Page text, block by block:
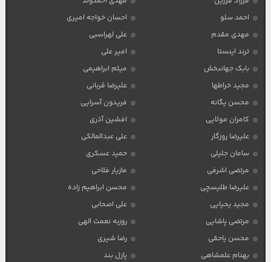
احمد سلو
احسان خواجه امیری
مهدی مقدم
علی لهراسبی
ترند اینستا
امیر علی
بابک جهانبخش
میثم ابراهیمی
مجید خراطها
علیرضا قربانی
محسن یگانه
فریدون آسرایی
کامران مولایی
افشین آذری
علیرضا روزگار
علی عبدالمالکی
سامان جلیلی
حمید عسکری
مرتضی اشرفی
مازیار فلاحی
علیرضا طلیسچی
محسن ابراهیم زاده
مجید یحیایی
علی اصحابی
مرتضی پاشایی
روزبه نعمت الهی
محسن یاحقی
رضا شیری
بهنام علمشاهی
پازل بند